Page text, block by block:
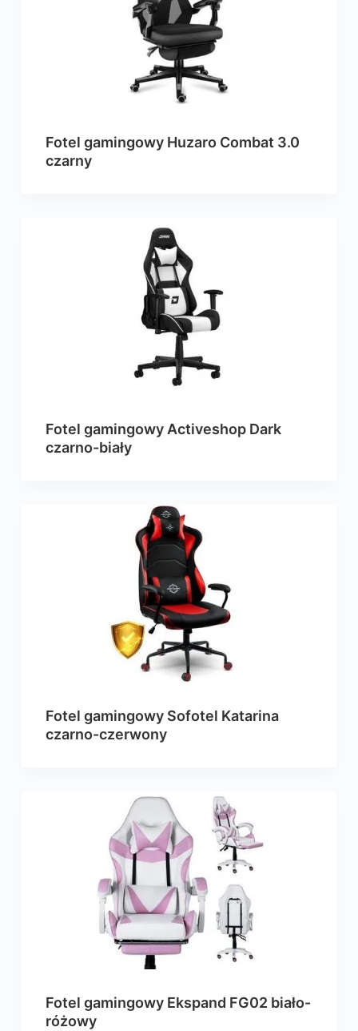
Fotel gamingowy Huzaro Combat 3.0
czarny
Fotel gamingowy Activeshop Dark
czarno-biały
Fotel gamingowy Sofotel Katarina
czarno-czerwony
Fotel gamingowy Ekspand FG02 biało-
różowy